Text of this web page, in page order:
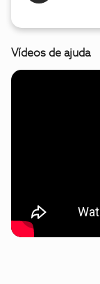
Vídeos de ajuda